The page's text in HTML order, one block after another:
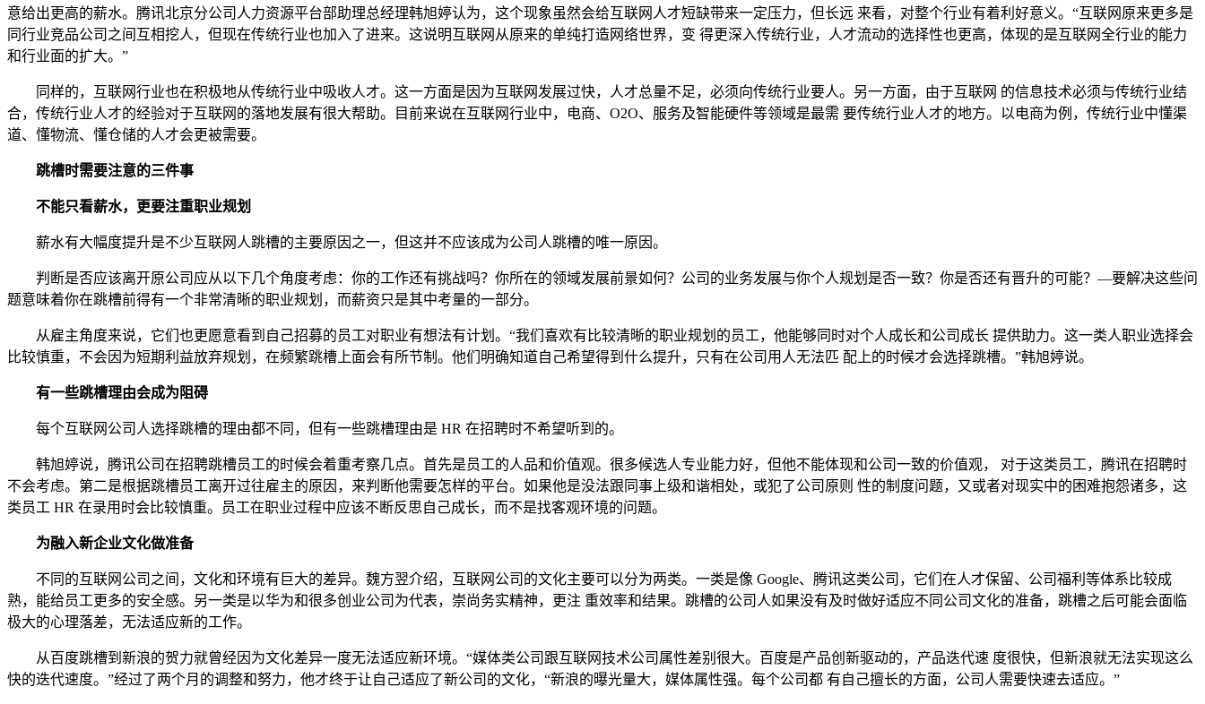
意给出更高的薪水。腾讯北京分公司人力资源平台部助理总经理韩旭婷认为，这个现象虽然会给互联网人才短缺带来一定压力，但长远 来看，对整个行业有着利好意义。“互联网原来更多是
同行业竞品公司之间互相挖人，但现在传统行业也加入了进来。这说明互联网从原来的单纯打造网络世界，变 得更深入传统行业，人才流动的选择性也更高，体现的是互联网全行业的能力
和行业面的扩大。”
同样的，互联网行业也在积极地从传统行业中吸收人才。这一方面是因为互联网发展过快，人才总量不足，必须向传统行业要人。另一方面，由于互联网 的信息技术必须与传统行业结
合，传统行业人才的经验对于互联网的落地发展有很大帮助。目前来说在互联网行业中，电商、O2O、服务及智能硬件等领域是最需 要传统行业人才的地方。以电商为例，传统行业中懂渠
道、懂物流、懂仓储的人才会更被需要。
跳槽时需要注意的三件事
不能只看薪水，更要注重职业规划
薪水有大幅度提升是不少互联网人跳槽的主要原因之一，但这并不应该成为公司人跳槽的唯一原因。
判断是否应该离开原公司应从以下几个角度考虑：你的工作还有挑战吗？你所在的领域发展前景如何？公司的业务发展与你个人规划是否一致？你是否还有晋升的可能？—要解决这些问
题意味着你在跳槽前得有一个非常清晰的职业规划，而薪资只是其中考量的一部分。
从雇主角度来说，它们也更愿意看到自己招募的员工对职业有想法有计划。“我们喜欢有比较清晰的职业规划的员工，他能够同时对个人成长和公司成长 提供助力。这一类人职业选择会
比较慎重，不会因为短期利益放弃规划，在频繁跳槽上面会有所节制。他们明确知道自己希望得到什么提升，只有在公司用人无法匹 配上的时候才会选择跳槽。”韩旭婷说。
有一些跳槽理由会成为阻碍
每个互联网公司人选择跳槽的理由都不同，但有一些跳槽理由是 HR 在招聘时不希望听到的。
韩旭婷说，腾讯公司在招聘跳槽员工的时候会着重考察几点。首先是员工的人品和价值观。很多候选人专业能力好，但他不能体现和公司一致的价值观， 对于这类员工，腾讯在招聘时
不会考虑。第二是根据跳槽员工离开过往雇主的原因，来判断他需要怎样的平台。如果他是没法跟同事上级和谐相处，或犯了公司原则 性的制度问题，又或者对现实中的困难抱怨诸多，这
类员工 HR 在录用时会比较慎重。员工在职业过程中应该不断反思自己成长，而不是找客观环境的问题。
为融入新企业文化做准备
不同的互联网公司之间，文化和环境有巨大的差异。魏方翌介绍，互联网公司的文化主要可以分为两类。一类是像 Google、腾讯这类公司，它们在人才保留、公司福利等体系比较成
熟，能给员工更多的安全感。另一类是以华为和很多创业公司为代表，崇尚务实精神，更注 重效率和结果。跳槽的公司人如果没有及时做好适应不同公司文化的准备，跳槽之后可能会面临
极大的心理落差，无法适应新的工作。
从百度跳槽到新浪的贺力就曾经因为文化差异一度无法适应新环境。“媒体类公司跟互联网技术公司属性差别很大。百度是产品创新驱动的，产品迭代速 度很快，但新浪就无法实现这么
快的迭代速度。”经过了两个月的调整和努力，他才终于让自己适应了新公司的文化，“新浪的曝光量大，媒体属性强。每个公司都 有自己擅长的方面，公司人需要快速去适应。”